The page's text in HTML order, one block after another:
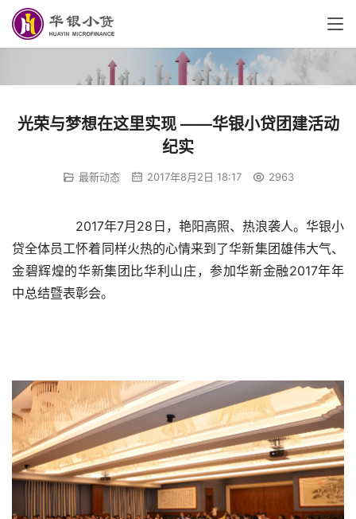
光荣与梦想在这里实现 ——华银小贷团建活动
纪实
最新动态 2017年8月2日 18:17 2963
2017年7月28日，艳阳高照、热浪袭人。华银小
贷全体员工怀着同样火热的心情来到了华新集团雄伟大气、
金碧辉煌的华新集团比华利山庄，参加华新金融2017年年
中总结暨表彰会。